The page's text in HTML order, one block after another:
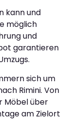
kann und
möglich
und
garantieren
sich um
Rimini. Von
Möbel über
am Zielort